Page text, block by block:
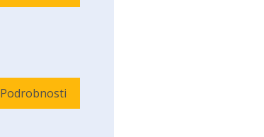
Podrobnosti